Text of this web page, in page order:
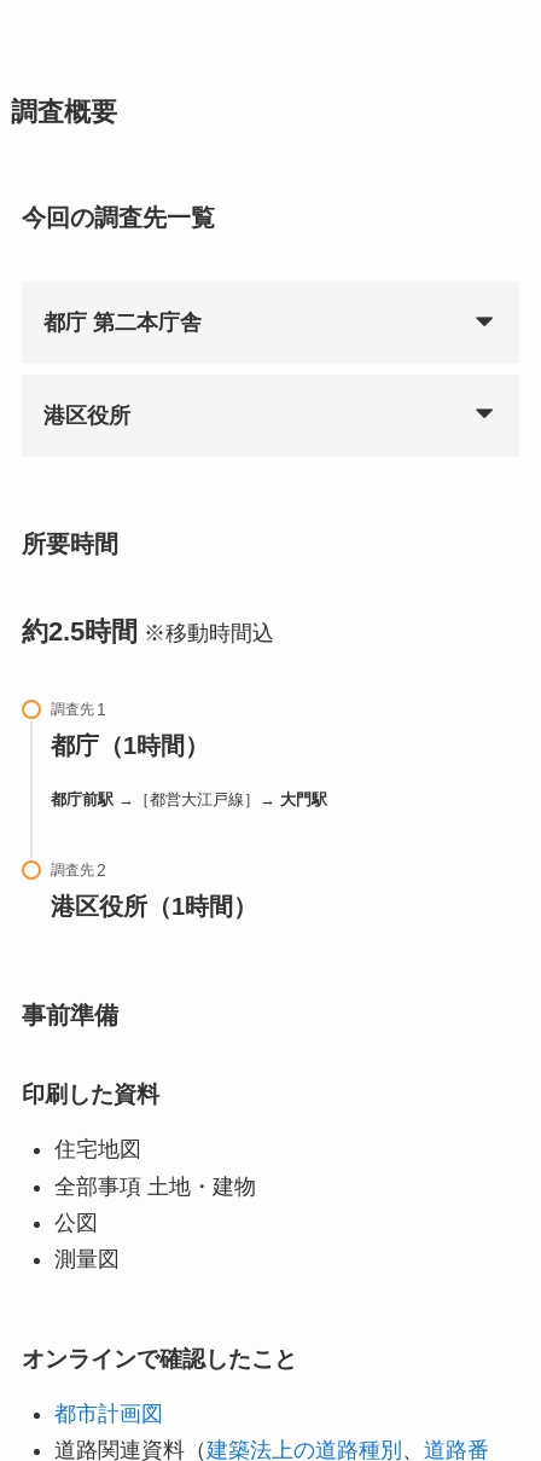
調査概要
今回の調査先一覧
都庁 第二本庁舎
港区役所
所要時間
約2.5時間 ※移動時間込
調査先
都庁（1時間）
都庁前駅→［都営大江戸線］→ 大門駅
調査先
港区役所（1時間）
事前準備
印刷した資料
住宅地図
全部事項 土地・建物
公図
測量図
オンラインで確認したこと
都市計画図
道路関連資料（建築法上の道路種別 、 道路番